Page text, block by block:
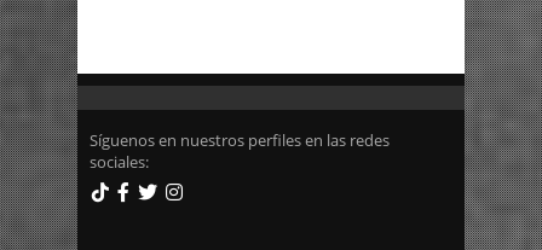
Síguenos en nuestros perfiles en las redes
sociales: